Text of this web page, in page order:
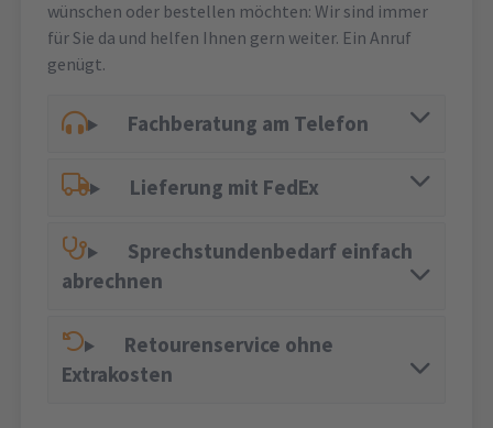
wünschen oder bestellen möchten: Wir sind immer
für Sie da und helfen Ihnen gern weiter. Ein Anruf
genügt.
Fachberatung am Telefon
Lieferung mit FedEx
Sprechstundenbedarf einfach
abrechnen
Retourenservice ohne
Extrakosten